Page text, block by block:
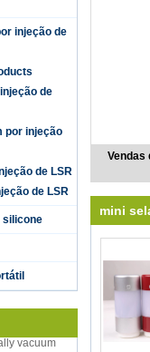
injeção de
de
por injeção
de LSR
de LSR
silicone
mini
updated
Vendas
mini